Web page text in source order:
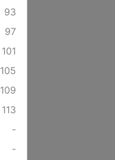
93
97
101
105
109
113
-
-